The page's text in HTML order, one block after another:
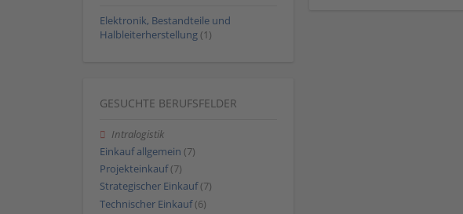
Elektronik, Bestandteile und
Halbleiterherstellung (1)
GESUCHTE BERUFSFELDER
Intralogistik
Einkauf allgemein (7)
Projekteinkauf (7)
Strategischer Einkauf (7)
Technischer Einkauf (6)